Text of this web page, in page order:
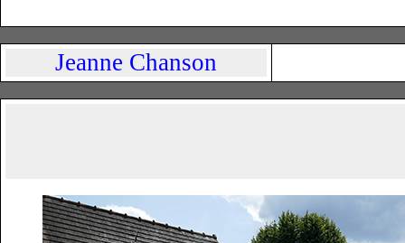
Jeanne Chanson